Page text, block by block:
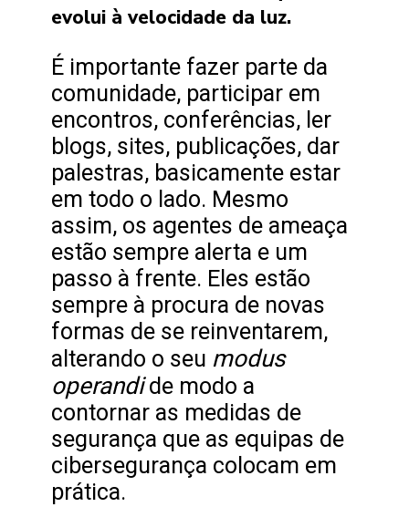
evolui à velocidade da luz.
É importante fazer parte da
comunidade, participar em
encontros, conferências, ler
blogs, sites, publicações, dar
palestras, basicamente estar
em todo o lado. Mesmo
assim, os agentes de ameaça
estão sempre alerta e um
passo à frente. Eles estão
sempre à procura de novas
formas de se reinventarem,
alterando o seu modus
operandide modo a
contornar as medidas de
segurança que as equipas de
cibersegurança colocam em
prática.